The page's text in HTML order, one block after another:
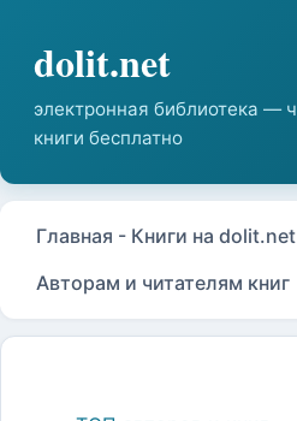
Главная - Книги на dolit.net
Авторам и читателям книг